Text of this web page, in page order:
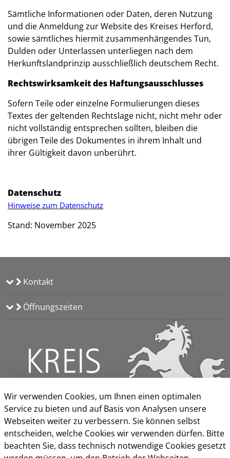
Sämtliche Informationen oder Daten, deren Nutzung
und die Anmeldung zur Website des Kreises Herford,
sowie sämtliches hiermit zusammenhängendes Tun,
Dulden oder Unterlassen unterliegen nach dem
Herkunftslandprinzip ausschließlich deutschem Recht.
Rechtswirksamkeit des Haftungsausschlusses
Sofern Teile oder einzelne Formulierungen dieses
Textes der geltenden Rechtslage nicht, nicht mehr oder
nicht vollständig entsprechen sollten, bleiben die
übrigen Teile des Dokumentes in ihrem Inhalt und
ihrer Gültigkeit davon unberührt.
Datenschutz
Hinweise zum Datenschutz
Stand: November 2025
Kontakt
Öffnungszeiten
Wir verwenden Cookies, um Ihnen einen optimalen
Service zu bieten und auf Basis von Analysen unsere
Webseiten weiter zu verbessern. Sie können selbst
entscheiden, welche Cookies wir verwenden dürfen. Bitte
beachten Sie, dass technisch notwendige Cookies gesetzt